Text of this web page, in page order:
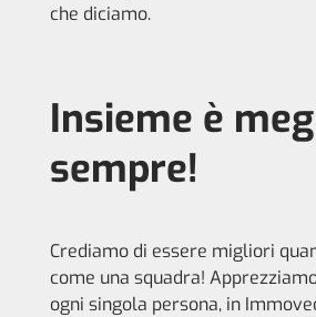
che diciamo.
Insieme è
sempre!
Crediamo di essere migliori
come una squadra!
ogni singola persona, in